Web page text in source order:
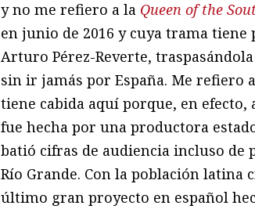
y no me refiero a la Queen of the
en junio de 2016 y cuya trama
Arturo Pérez-Reverte,
sin ir jamás por España. Me refiero
tiene cabida aquí porque, en efecto,
fue hecha por una productora
batió cifras de audiencia incluso
Río Grande. Con la población latina
último gran proyecto en español